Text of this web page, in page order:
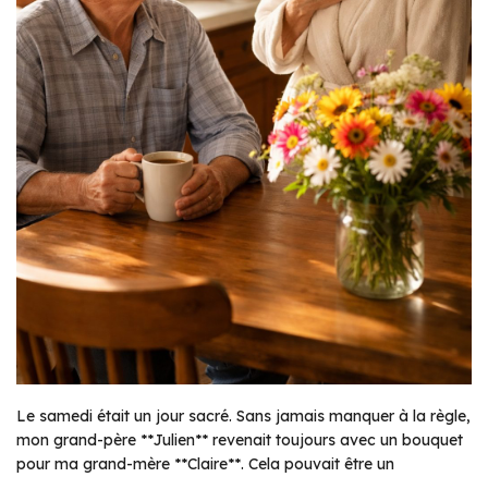
Le samedi était un jour sacré. Sans jamais manquer à la règle,
mon grand-père **Julien** revenait toujours avec un bouquet
pour ma grand-mère **Claire**. Cela pouvait être un